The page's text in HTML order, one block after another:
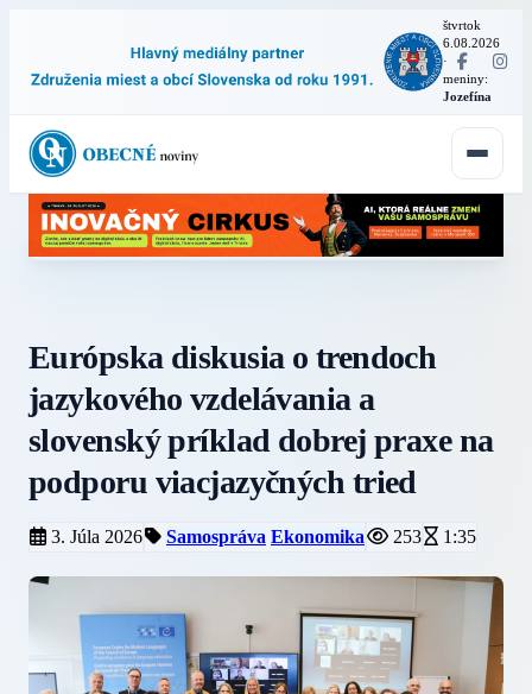
štvrtok
6.08.2026
·
meniny:
Jozefína
Európska diskusia o trendoch
jazykového vzdelávania a
slovenský príklad dobrej praxe na
podporu viacjazyčných tried
3. Júla 2026 Samospráva Ekonomika 253 1:35